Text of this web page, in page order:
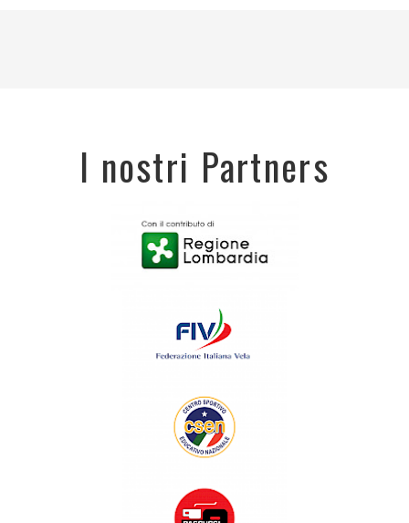
I nostri Partners